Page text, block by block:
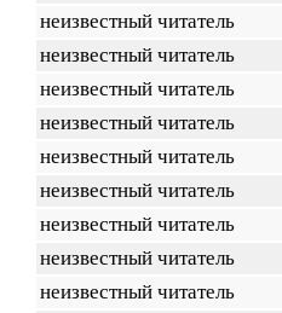
неизвестный читатель
неизвестный читатель
неизвестный читатель
неизвестный читатель
неизвестный читатель
неизвестный читатель
неизвестный читатель
неизвестный читатель
неизвестный читатель